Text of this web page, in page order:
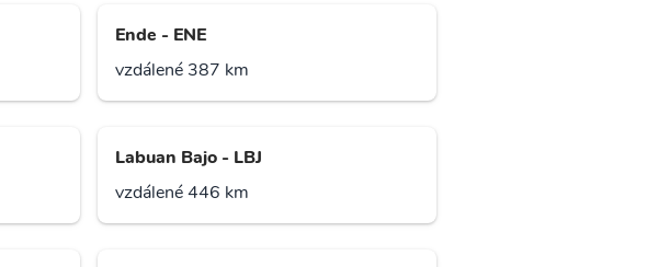
Ende - ENE
vzdálené 387 km
Labuan Bajo - LBJ
vzdálené 446 km